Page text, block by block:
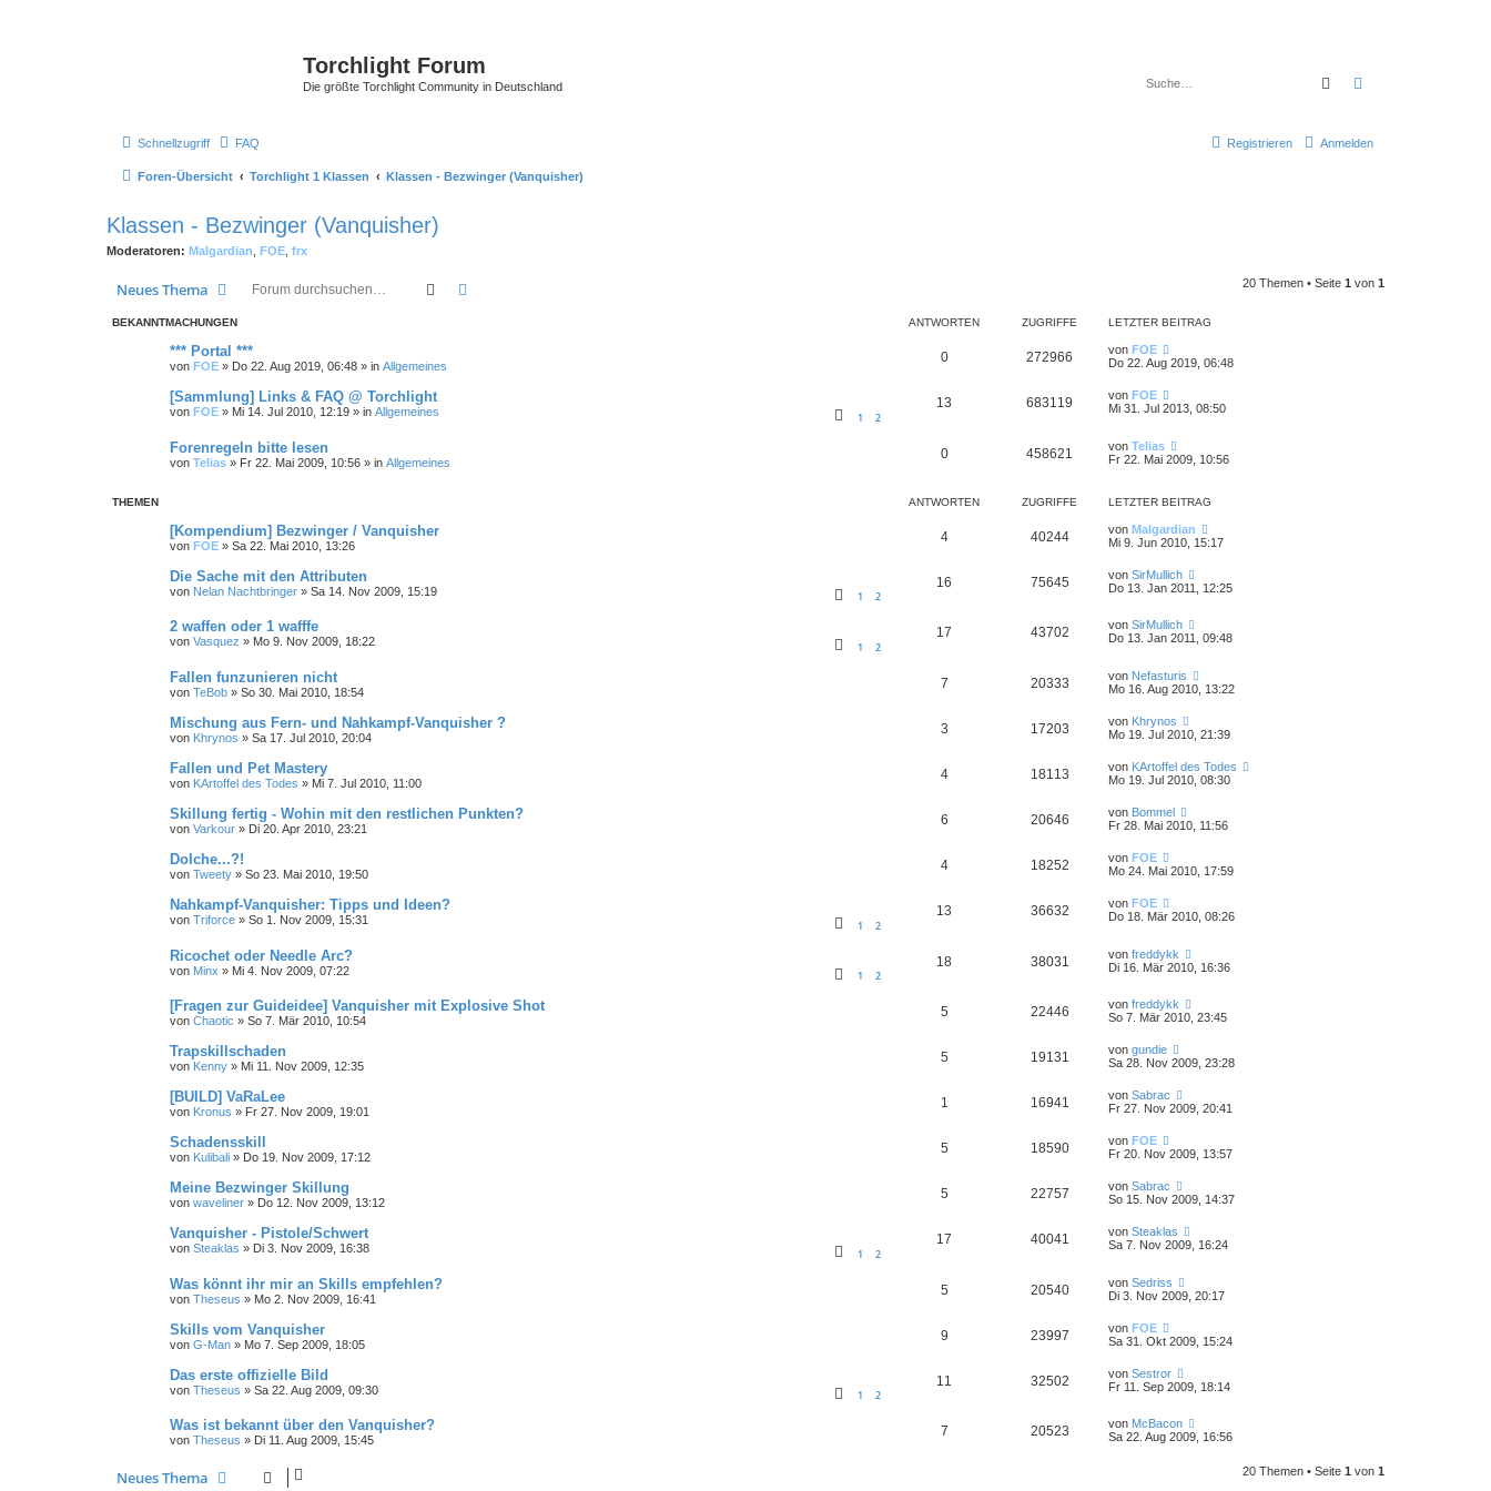
Torchlight Forum
Die größte Torchlight Community in Deutschland Suche
Schnellzugriff FAQ Anmelden
Registrieren
Foren-Übersicht Torchlight 1 Klassen Klassen - Bezwinger (Vanquisher)
Klassen - Bezwinger (Vanquisher)
Moderatoren: Malgardian FOE frx
Neues Thema Suche 20 Themen • Seite 1 von 1
BEKANNTMACHUNGEN ANTWORTEN ZUGRIFFE LETZTER BEITRAG
*** Portal ***
von FOE » Do 22. Aug 2019, 06:48 » in Allgemeines
0 272966 von FOE
Do 22. Aug 2019, 06:48
[Sammlung] Links & FAQ @ Torchlight
von FOE » Mi 14. Jul 2010, 12:19 » in Allgemeines 1 2
13 683119 von FOE
Mi 31. Jul 2013, 08:50
Forenregeln bitte lesen
von Telias » Fr 22. Mai 2009, 10:56 » in Allgemeines
0 458621 von Telias
Fr 22. Mai 2009, 10:56
THEMEN ANTWORTEN ZUGRIFFE LETZTER BEITRAG
[Kompendium] Bezwinger / Vanquisher
von FOE » Sa 22. Mai 2010, 13:26
4 40244 von Malgardian
Mi 9. Jun 2010, 15:17
Die Sache mit den Attributen
von Nelan Nachtbringer » Sa 14. Nov 2009, 15:19 1 2
16 75645 von SirMullich
Do 13. Jan 2011, 12:25
2 waffen oder 1 wafffe
von Vasquez » Mo 9. Nov 2009, 18:22 1 2
17 43702 von SirMullich
Do 13. Jan 2011, 09:48
Fallen funzunieren nicht
von TeBob » So 30. Mai 2010, 18:54
7 20333 von Nefasturis
Mo 16. Aug 2010, 13:22
Mischung aus Fern- und Nahkampf-Vanquisher ?
von Khrynos » Sa 17. Jul 2010, 20:04
3 17203 von Khrynos
Mo 19. Jul 2010, 21:39
Fallen und Pet Mastery
von KArtoffel des Todes » Mi 7. Jul 2010, 11:00
4 18113 von KArtoffel des Todes
Mo 19. Jul 2010, 08:30
Skillung fertig - Wohin mit den restlichen Punkten?
von Varkour » Di 20. Apr 2010, 23:21
6 20646 von Bommel
Fr 28. Mai 2010, 11:56
Dolche...?!
von Tweety » So 23. Mai 2010, 19:50
4 18252 von FOE
Mo 24. Mai 2010, 17:59
Nahkampf-Vanquisher: Tipps und Ideen?
von Triforce » So 1. Nov 2009, 15:31 1 2
13 36632 von FOE
Do 18. Mär 2010, 08:26
Ricochet oder Needle Arc?
von Minx » Mi 4. Nov 2009, 07:22 1 2
18 38031 von freddykk
Di 16. Mär 2010, 16:36
[Fragen zur Guideidee] Vanquisher mit Explosive Shot
von Chaotic » So 7. Mär 2010, 10:54
5 22446 von freddykk
So 7. Mär 2010, 23:45
Trapskillschaden
von Kenny » Mi 11. Nov 2009, 12:35
5 19131 von gundie
Sa 28. Nov 2009, 23:28
[BUILD] VaRaLee
von Kronus » Fr 27. Nov 2009, 19:01
1 16941 von Sabrac
Fr 27. Nov 2009, 20:41
Schadensskill
von Kulibali » Do 19. Nov 2009, 17:12
5 18590 von FOE
Fr 20. Nov 2009, 13:57
Meine Bezwinger Skillung
von waveliner » Do 12. Nov 2009, 13:12
5 22757 von Sabrac
So 15. Nov 2009, 14:37
Vanquisher - Pistole/Schwert
von Steaklas » Di 3. Nov 2009, 16:38 1 2
17 40041 von Steaklas
Sa 7. Nov 2009, 16:24
Was könnt ihr mir an Skills empfehlen?
von Theseus » Mo 2. Nov 2009, 16:41
5 20540 von Sedriss
Di 3. Nov 2009, 20:17
Skills vom Vanquisher
von G-Man » Mo 7. Sep 2009, 18:05
9 23997 von FOE
Sa 31. Okt 2009, 15:24
Das erste offizielle Bild
von Theseus » Sa 22. Aug 2009, 09:30 1 2
11 32502 von Sestror
Fr 11. Sep 2009, 18:14
Was ist bekannt über den Vanquisher?
von Theseus » Di 11. Aug 2009, 15:45
7 20523 von McBacon
Sa 22. Aug 2009, 16:56
Neues Thema 20 Themen • Seite 1 von 1